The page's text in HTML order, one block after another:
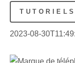
2023-08-